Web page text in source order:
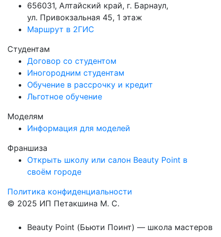
656031, Алтайский край, г. Барнаул,
ул. Привокзальная 45, 1 этаж
Маршрут в 2ГИС
Студентам
Договор со студентом
Иногородним студентам
Обучение в рассрочку и кредит
Льготное обучение
Моделям
Информация для моделей
Франшиза
Открыть школу или салон Beauty Point в
своём городе
Политика конфиденциальности
© 2025 ИП Петакшина М. С.
Beauty Point (Бьюти Поинт) — школа мастеров